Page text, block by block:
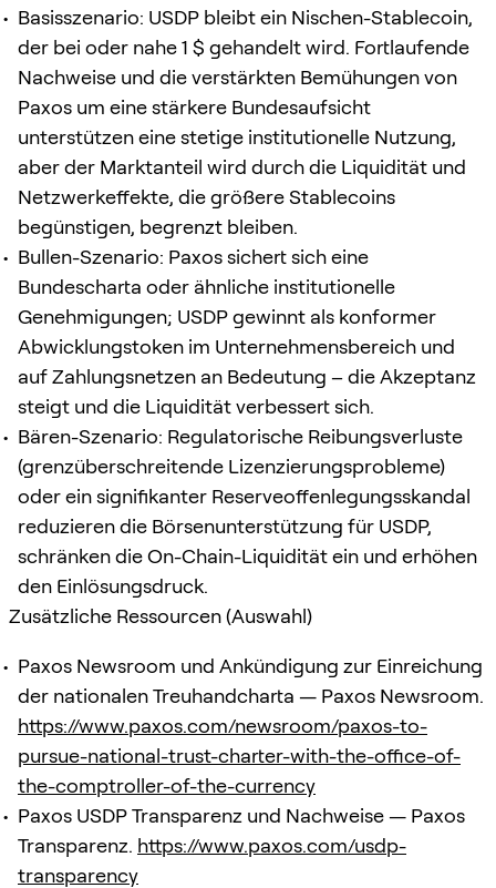
Basisszenario: USDP bleibt ein Nischen-Stablecoin,
der bei oder nahe 1 $ gehandelt wird. Fortlaufende
Nachweise und die verstärkten Bemühungen von
Paxos um eine stärkere Bundesaufsicht
unterstützen eine stetige institutionelle Nutzung,
aber der Marktanteil wird durch die Liquidität und
Netzwerkeffekte, die größere Stablecoins
begünstigen, begrenzt bleiben.
Bullen-Szenario: Paxos sichert sich eine
Bundescharta oder ähnliche institutionelle
Genehmigungen; USDP gewinnt als konformer
Abwicklungstoken im Unternehmensbereich und
auf Zahlungsnetzen an Bedeutung – die Akzeptanz
steigt und die Liquidität verbessert sich.
Bären-Szenario: Regulatorische Reibungsverluste
(grenzüberschreitende Lizenzierungsprobleme)
oder ein signifikanter Reserveoffenlegungsskandal
reduzieren die Börsenunterstützung für USDP,
schränken die On-Chain-Liquidität ein und erhöhen
den Einlösungsdruck.
Zusätzliche Ressourcen (Auswahl)
Paxos Newsroom und Ankündigung zur Einreichung
der nationalen Treuhandcharta — Paxos Newsroom.
https://www.paxos.com/newsroom/paxos-to-
pursue-national-trust-charter-with-the-office-of-
the-comptroller-of-the-currency
Paxos USDP Transparenz und Nachweise — Paxos
Transparenz. https://www.paxos.com/usdp-
transparency